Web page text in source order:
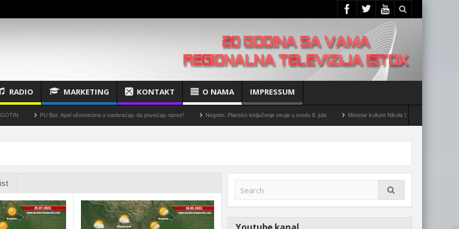
RADIO MARKETING KONTAKT O NAMA IMPRESSUM
PU Bor: Apel učesnicima u saobraćaju da povećaju oprez! Negotin: Plansko isključenje struje u sredu 8. jula Ministar kulture Nikola Selaković posetio Negotin